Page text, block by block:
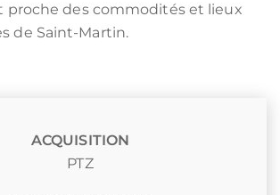
proche des commodités et lieux
de Saint-Martin.
ACQUISITION
PTZ